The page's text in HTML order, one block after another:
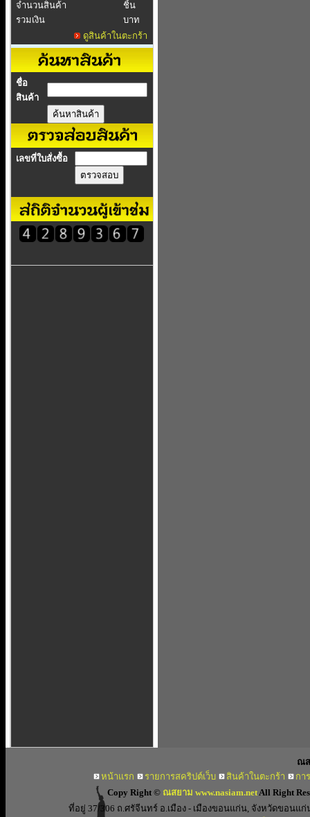
จำนวนสินค้า
ชิ้น
รวมเงิน
บาท
ดูสินค้าในตะกร้า
ชื่อ
สินค้า
เลขที่ใบสั่งซื้อ
ณส
หน้าแรก
รายการสคริปต์เว็บ สินค้าในตะกร้า
กา
Copy Right © ณสยาม www.nasiam.netAll Right
ที่อยู่ 37/306 ถ.ศรัจีนทร์ อ.เมือง - เมืองขอนแก่น, จังหวัดขอนแก่